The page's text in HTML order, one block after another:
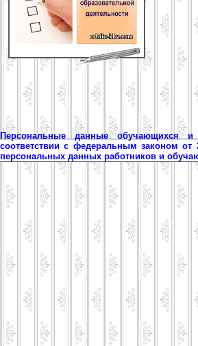
Персональные данные обучающихся и
соответствии с федеральным законом
персональных данных работников и